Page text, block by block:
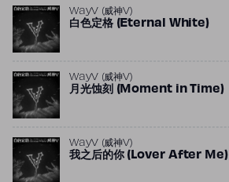
WayV (威神V)
白色定格 (Eternal White)
WayV (威神V)
月光蚀刻 (Moment in Time)
WayV (威神V)
我之后的你 (Lover After Me)